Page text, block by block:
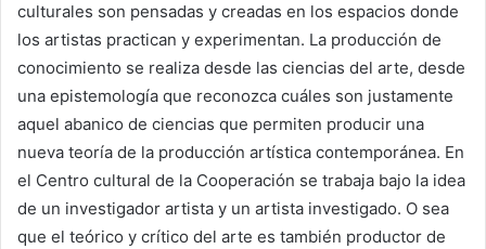
culturales son pensadas y creadas en los espacios donde
los artistas practican y experimentan. La producción de
conocimiento se realiza desde las ciencias del arte, desde
una epistemología que reconozca cuáles son justamente
aquel abanico de ciencias que permiten producir una
nueva teoría de la producción artística contemporánea. En
el Centro cultural de la Cooperación se trabaja bajo la idea
de un investigador artista y un artista investigado. O sea
que el teórico y crítico del arte es también productor de